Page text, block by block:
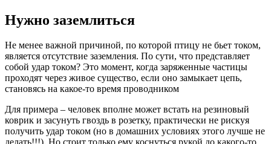
Нужно заземлиться
Не менее важной причиной, по которой птицу не бьет током,
является отсутствие заземления. По сути, что представляет
собой удар током? Это момент, когда заряженные частицы
проходят через живое существо, если оно замыкает цепь,
становясь на какое-то время проводником
Для примера – человек вполне может встать на резиновый
коврик и засунуть гвоздь в розетку, практически не рискуя
получить удар током (но в домашних условиях этого лучше не